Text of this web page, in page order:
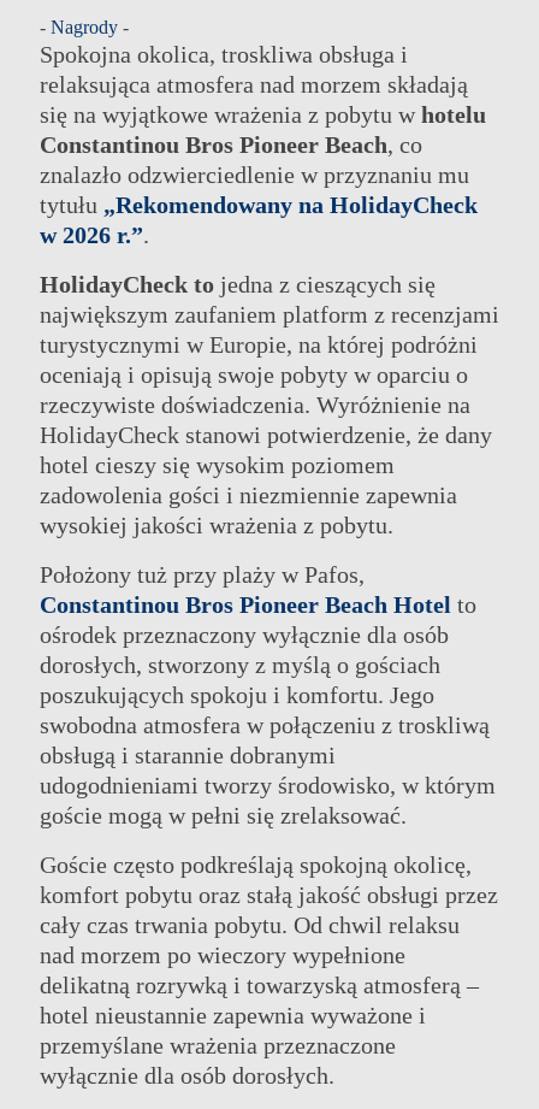
GRUPA
OFERTY
KLASA ELITARNA
ELIXIR SPA
HOTELE ROZRYWKA I WYDARZENIA
SPOTKANIA
KONTAKT
ONLINE CHECK-IN
- Nagrody -
Spokojna okolica, troskliwa obsługa i
relaksująca atmosfera nad morzem składają
się na wyjątkowe wrażenia z pobytu whotelu
Constantinou Bros Pioneer Beach, co
znalazło odzwierciedlenie w przyznaniu mu
tytułu „Rekomendowany na HolidayCheck
w 2026 r.”.
HolidayCheck to jedna z cieszących się
największym zaufaniem platform z recenzjami
turystycznymi w Europie, na której podróżni
oceniają i opisują swoje pobyty w oparciu o
rzeczywiste doświadczenia. Wyróżnienie na
HolidayCheck stanowi potwierdzenie, że dany
hotel cieszy się wysokim poziomem
zadowolenia gości i niezmiennie zapewnia
wysokiej jakości wrażenia z pobytu.
Położony tuż przy plaży w Pafos,
Constantinou Bros Pioneer Beach Hotel to
ośrodek przeznaczony wyłącznie dla osób
dorosłych, stworzony z myślą o gościach
poszukujących spokoju i komfortu. Jego
swobodna atmosfera w połączeniu z troskliwą
obsługą i starannie dobranymi
udogodnieniami tworzy środowisko, w którym
goście mogą w pełni się zrelaksować.
Goście często podkreślają spokojną okolicę,
komfort pobytu oraz stałą jakość obsługi przez
cały czas trwania pobytu. Od chwil relaksu
nad morzem po wieczory wypełnione
delikatną rozrywką i towarzyską atmosferą –
hotel nieustannie zapewnia wyważone i
przemyślane wrażenia przeznaczone
wyłącznie dla osób dorosłych.